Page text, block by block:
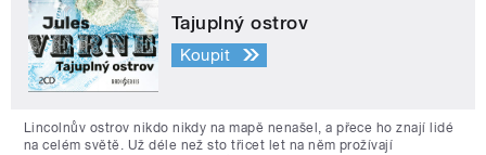
Tajuplný ostrov
Koupit
Lincolnův ostrov nikdo nikdy na mapě nenašel, a přece ho znají lidé
na celém světě. Už déle než sto třicet let na něm prožívají